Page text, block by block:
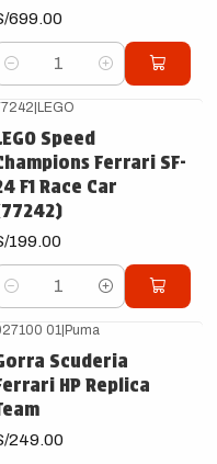
699.00
LEGO
Speed
Ferrari SF-
F1 Race Car
199.00
01 Puma
Scuderia
HP Replica
249.00